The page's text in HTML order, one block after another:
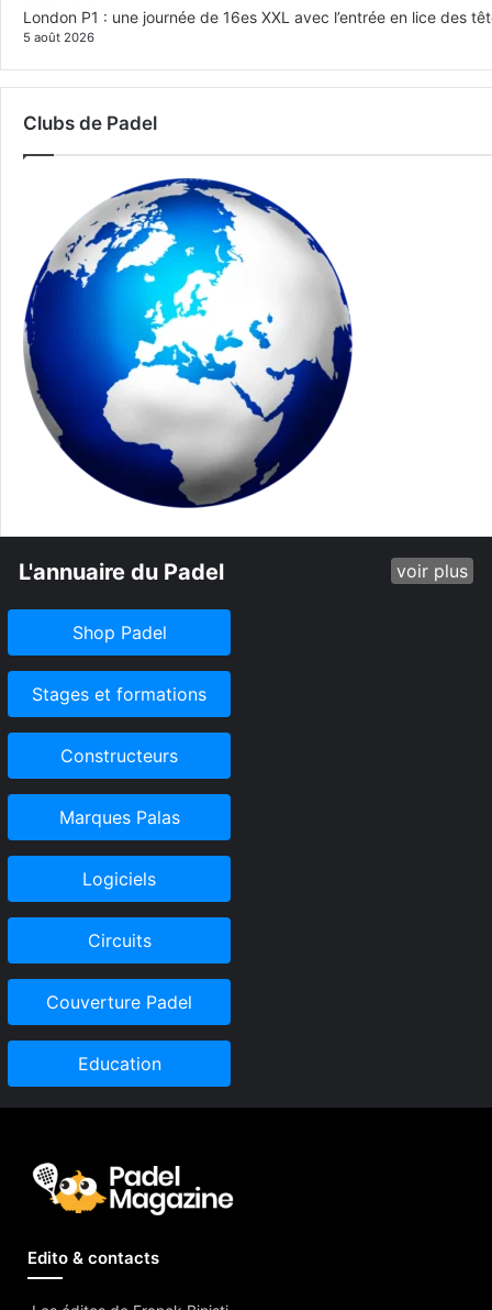
London P1 : une journée de 16es XXL avec l’entrée en lice des
5 août 2026
Clubs de Padel
L'annuaire du Padel voir plus
Shop Padel
Stages et formations
Constructeurs
Marques Palas
Logiciels
Circuits
Couverture Padel
Education
Edito & contacts